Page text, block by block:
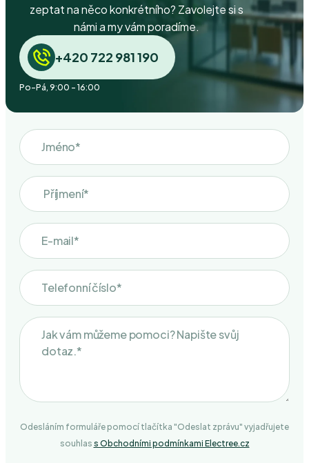
zeptat na něco konkrétního? Zavolejte si s
námi a my vám poradíme.
+420 722 981 190
Po-Pá, 9:00 - 16:00
Odesláním formuláře pomocí tlačítka "Odeslat zprávu" vyjadřujete
souhlas s Obchodními podmínkami Electree.cz